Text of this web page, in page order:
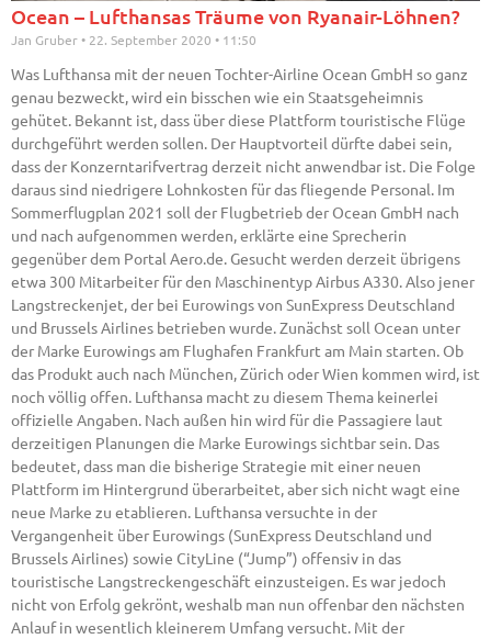
Ocean – Lufthansas Träume von Ryanair-Löhnen?
Jan Gruber 22. September 2020 11:50
Was Lufthansa mit der neuen Tochter-Airline Ocean GmbH so ganz
genau bezweckt, wird ein bisschen wie ein Staatsgeheimnis
gehütet. Bekannt ist, dass über diese Plattform touristische Flüge
durchgeführt werden sollen. Der Hauptvorteil dürfte dabei sein,
dass der Konzerntarifvertrag derzeit nicht anwendbar ist. Die Folge
daraus sind niedrigere Lohnkosten für das fliegende Personal. Im
Sommerflugplan 2021 soll der Flugbetrieb der Ocean GmbH nach
und nach aufgenommen werden, erklärte eine Sprecherin
gegenüber dem Portal Aero.de. Gesucht werden derzeit übrigens
etwa 300 Mitarbeiter für den Maschinentyp Airbus A330. Also jener
Langstreckenjet, der bei Eurowings von SunExpress Deutschland
und Brussels Airlines betrieben wurde. Zunächst soll Ocean unter
der Marke Eurowings am Flughafen Frankfurt am Main starten. Ob
das Produkt auch nach München, Zürich oder Wien kommen wird, ist
noch völlig offen. Lufthansa macht zu diesem Thema keinerlei
offizielle Angaben. Nach außen hin wird für die Passagiere laut
derzeitigen Planungen die Marke Eurowings sichtbar sein. Das
bedeutet, dass man die bisherige Strategie mit einer neuen
Plattform im Hintergrund überarbeitet, aber sich nicht wagt eine
neue Marke zu etablieren. Lufthansa versuchte in der
Vergangenheit über Eurowings (SunExpress Deutschland und
Brussels Airlines) sowie CityLine (“Jump”) offensiv in das
touristische Langstreckengeschäft einzusteigen. Es war jedoch
nicht von Erfolg gekrönt, weshalb man nun offenbar den nächsten
Anlauf in wesentlich kleinerem Umfang versucht. Mit der